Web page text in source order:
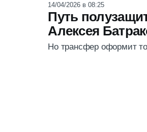
14/04/2026 в 08:25
Путь
Алексея
Но трансфер оформит